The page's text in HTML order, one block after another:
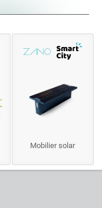
Mobilier solar